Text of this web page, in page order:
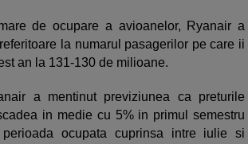
de ocupare a avioanelor, Ryanair a
la numarul pasagerilor pe care ii
an la 131-130 de milioane.
a mentinut previziunea ca preturile
in medie cu 5% in primul semestru
ocupata cuprinsa intre iulie si